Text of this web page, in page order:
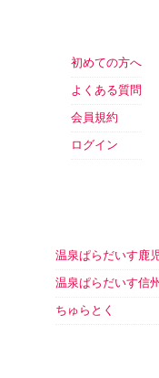
初めての方へ
よくある質問
会員規約
ログイン
温泉ぱらだいす鹿
温泉ぱらだいす信州
ちゅらとく